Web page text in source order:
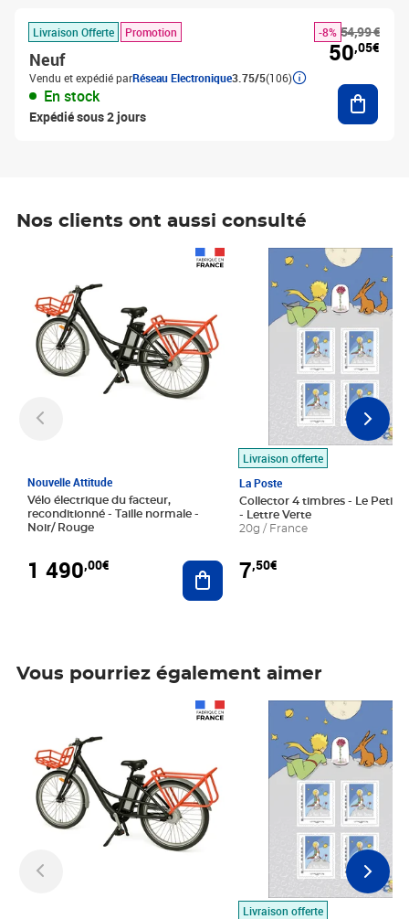
Livraison Offerte Promotion
Neuf
Vendu et expédié parRéseau Electronique3.75/5(106)
En stock
Expédié sous 2 jours
54,99 €
-8%
50,05€
Nos clients ont aussi consulté
Nouvelle Attitude
Vélo électrique du facteur,
reconditionné - Taille normale -
Noir/ Rouge
1 490,00€ Ajouter au panier
Livraison offerte
La Poste
Collector 4 timbres - Le Petit
- Lettre Verte
20g / France
7,50€
Prix 7,50€
Vous pourriez également aimer
Livraison offerte
Prix 7,50€